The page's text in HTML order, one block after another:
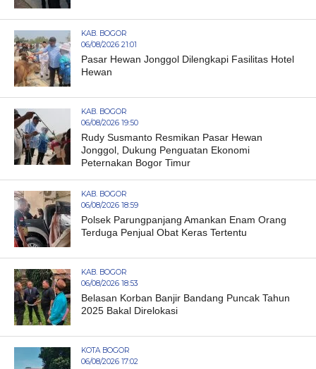
KAB. BOGOR
06/08/2026 21:01
Pasar Hewan Jonggol Dilengkapi Fasilitas Hotel
Hewan
KAB. BOGOR
06/08/2026 19:50
Rudy Susmanto Resmikan Pasar Hewan
Jonggol, Dukung Penguatan Ekonomi
Peternakan Bogor Timur
KAB. BOGOR
06/08/2026 18:59
Polsek Parungpanjang Amankan Enam Orang
Terduga Penjual Obat Keras Tertentu
KAB. BOGOR
06/08/2026 18:53
Belasan Korban Banjir Bandang Puncak Tahun
2025 Bakal Direlokasi
KOTA BOGOR
06/08/2026 17:02